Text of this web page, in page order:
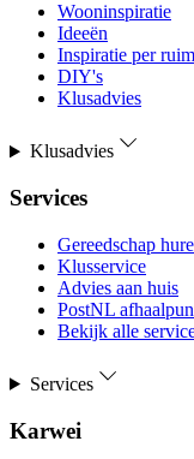
Wooninspiratie
Ideeën
Inspiratie per
DIY's
Klusadvies
Klusadvies
Services
Gereedschap
Klusservice
Advies aan huis
PostNL
Bekijk alle
Services
Karwei